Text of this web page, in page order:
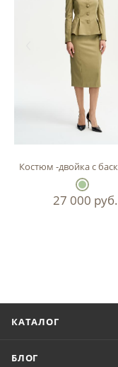
27 000 руб.
КАТАЛОГ
БЛОГ